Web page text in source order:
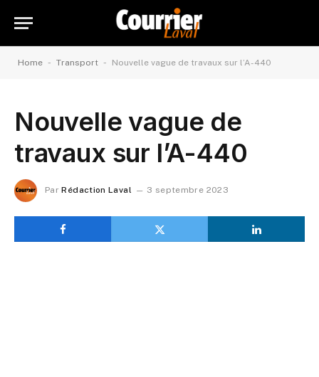
Home - Transport - Nouvelle vague de travaux sur l’A-440
Nouvelle vague de
travaux sur l’A-440
Par Rédaction Laval 3 septembre 2023